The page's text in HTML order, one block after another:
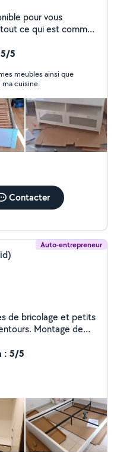
pour vous
ce qui est comme
-
Porter
meubles plus de 80
je serai là pour vous
L
5
meubles ainsi que
ma cuisine.
Contacter
Auto-entrepreneur
de
un vrai souci du
toute demande
: 5/5